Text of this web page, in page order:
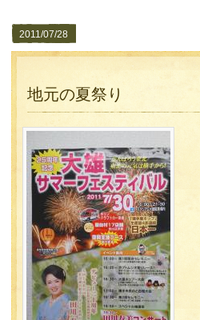
2011/07/28
地元の夏祭り